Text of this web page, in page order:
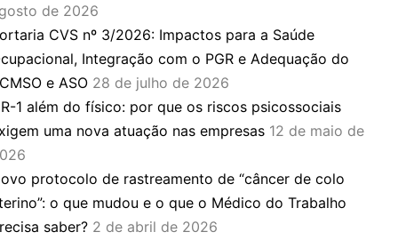
de 2026
CVS nº 3/2026: Impactos para a Saúde
Integração com o PGR e Adequação do
e ASO 28 de julho de 2026
1 além do físico: por que os riscos psicossociais
uma nova atuação nas empresas 12 de maio de
protocolo de rastreamento de “câncer de colo
o que mudou e o que o Médico do Trabalho
saber? 2 de abril de 2026